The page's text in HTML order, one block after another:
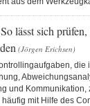
lässt sich
(Jörgen Erichsen)
die
und Kommunikation,
mit Hilfe des